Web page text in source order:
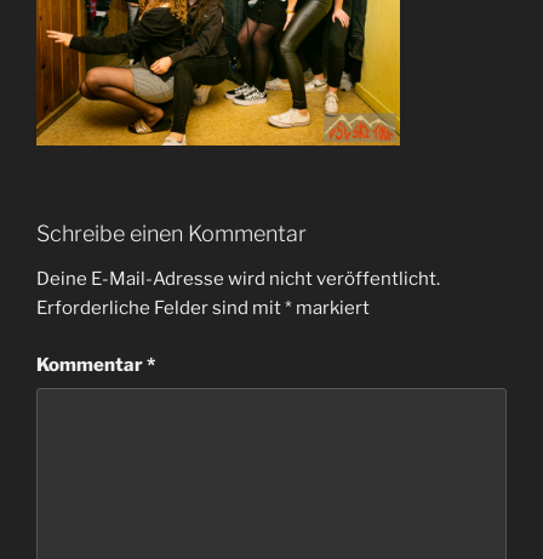
Schreibe einen Kommentar
Deine E-Mail-Adresse wird nicht veröffentlicht.
Erforderliche Felder sind mit* markiert
Kommentar*